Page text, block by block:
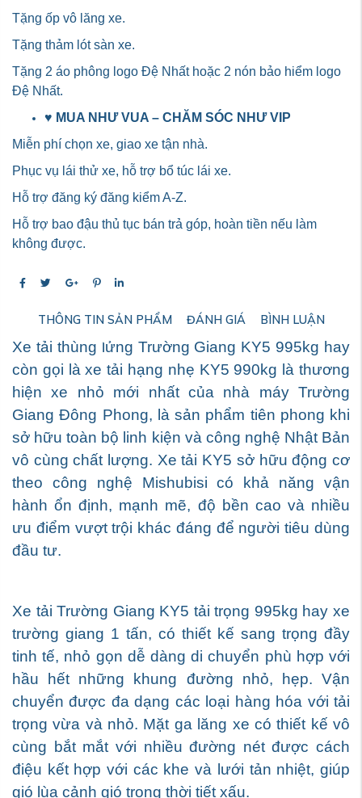
Tặng ốp vô lăng xe.
Tặng thảm lót sàn xe.
Tặng 2 áo phông logo Đệ Nhất hoặc 2 nón bảo hiểm logo
Đệ Nhất.
♥ MUA NHƯ VUA – CHĂM SÓC NHƯ VIP
Miễn phí chọn xe, giao xe tận nhà.
Phục vụ lái thử xe, hỗ trợ bổ túc lái xe.
Hỗ trợ đăng ký đăng kiểm A-Z.
Hỗ trợ bao đậu thủ tục bán trả góp, hoàn tiền nếu làm
không được.
THÔNG TIN SẢN PHẨM ĐÁNH GIÁ BÌNH LUẬN
Xe tải thùng lửng Trường Giang KY5 995kg hay
còn gọi là xe tải hạng nhẹ KY5 990kg là thương
hiện xe nhỏ mới nhất của nhà máy Trường
Giang Đông Phong, là sản phẩm tiên phong khi
sở hữu toàn bộ linh kiện và công nghệ Nhật Bản
vô cùng chất lượng. Xe tải KY5 sở hữu động cơ
theo công nghệ Mishubisi có khả năng vận
hành ổn định, mạnh mẽ, độ bền cao và nhiều
ưu điểm vượt trội khác đáng để người tiêu dùng
đầu tư.
Xe tải Trường Giang KY5 tải trọng 995kg hay xe
trường giang 1 tấn, có thiết kế sang trọng đầy
tinh tế, nhỏ gọn dễ dàng di chuyển phù hợp với
hầu hết những khung đường nhỏ, hẹp. Vận
chuyển được đa dạng các loại hàng hóa với tải
trọng vừa và nhỏ. Mặt ga lăng xe có thiết kế vô
cùng bắt mắt với nhiều đường nét được cách
điệu kết hợp với các khe và lưới tản nhiệt, giúp
gió lùa cảnh gió trong thời tiết xấu.